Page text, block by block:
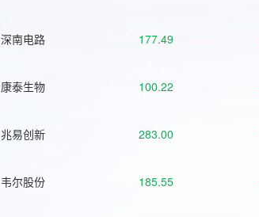
深南电路 177.49
康泰生物 100.22
兆易创新 283.00
韦尔股份 185.55